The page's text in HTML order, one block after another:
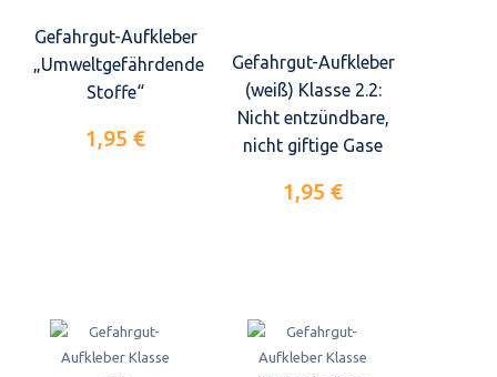
Gefahrgut-Aufkleber
„Umweltgefährdende
Stoffe“
1,95 €
Gefahrgut-Aufkleber
(weiß) Klasse 2.2:
Nicht entzündbare,
nicht giftige Gase
1,95 €